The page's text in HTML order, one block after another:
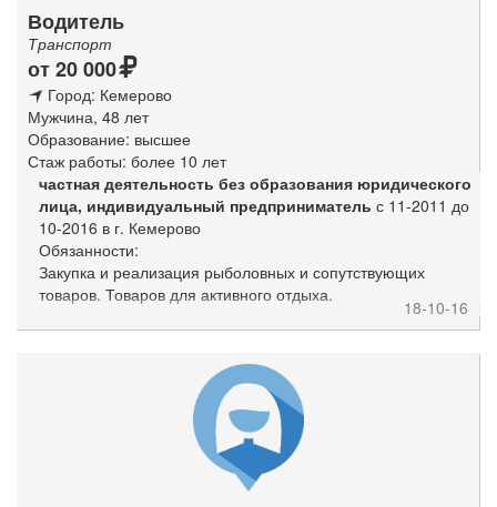
средств, выделяемых для хозяйственных целей.
- Руководство работами по благоустройству, озеленению и
уборке территории.
-. Обеспечение выполнения противопожарных
мероприятий и содержание в исправном состоянии
пожарного инвентаря.
- Руководство работниками АХО.
Водитель
Транспорт
от 20 000
Город: Кемерово
Мужчина, 48 лет
Образование: высшее
Стаж работы: более 10 лет
частная деятельность без образования юридического
лица, индивидуальный предприниматель с 11-2011 до
10-2016 в г. Кемерово
Обязанности:
Закупка и реализация рыболовных и сопутствующих
товаров. Товаров для активного отдыха.
18-10-16